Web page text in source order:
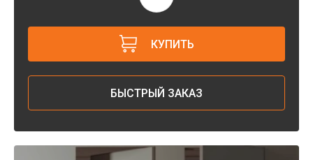
КУПИТЬ
БЫСТРЫЙ ЗАКАЗ